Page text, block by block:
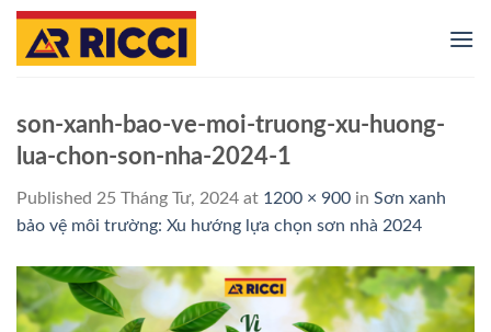
Skip
content
son-xanh-bao-ve-moi-truong-xu-huong-
lua-chon-son-nha-2024-1
Published 25 Tháng Tư, 2024 at 1200 × 900 in Sơn xanh
bảo vệ môi trường: Xu hướng lựa chọn sơn nhà 2024